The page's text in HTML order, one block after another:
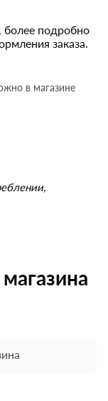
более подробно
заказа.
в магазине